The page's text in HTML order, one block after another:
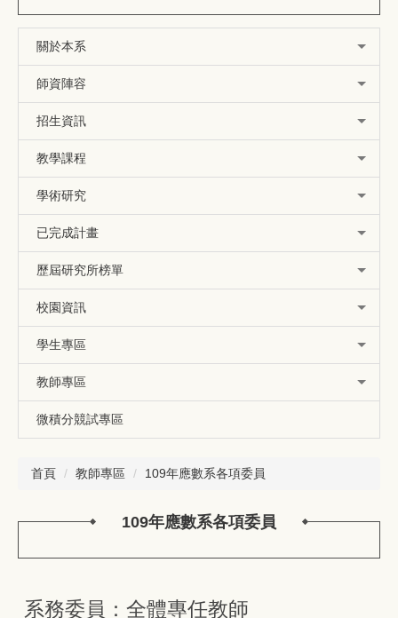
關於本系
師資陣容
招生資訊
教學課程
學術研究
已完成計畫
歷屆研究所榜單
校園資訊
學生專區
教師專區
微積分競試專區
首頁 教師專區 109年應數系各項委員
109年應數系各項委員
系務委員：全體專任教師